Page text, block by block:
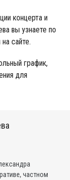
концерта и
вы узнаете по
сайте.
график,
для
частном